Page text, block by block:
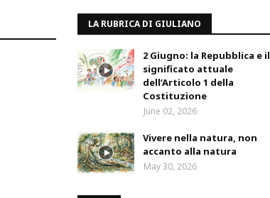
LA RUBRICA DI GIULIANO
2 Giugno: la Repubblica e il
significato attuale
dell’Articolo 1 della
Costituzione
June 02, 2026
Vivere nella natura, non
accanto alla natura
May 30, 2026